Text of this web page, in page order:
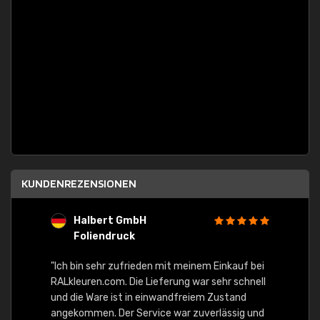
KUNDENREZENSIONEN
Halbert GmbH
Foliendruck
"Ich bin sehr zufrieden mit meinem Einkauf bei
RALkleuren.com. Die Lieferung war sehr schnell
und die Ware ist in einwandfreiem Zustand
angekommen. Der Service war zuverlässig und